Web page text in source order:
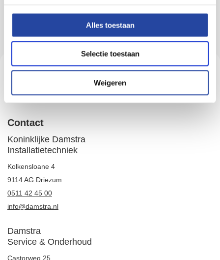
Alles toestaan
Selectie toestaan
Weigeren
Houd mij op de hoogte
Houd mij op de hoogte van de ontwikkelingen bij Damstra
Aanmelden
Contact
Koninklijke Damstra
Installatietechniek
Kolkensloane 4
9114 AG Driezum
0511 42 45 00
info@damstra.nl
Damstra
Service & Onderhoud
Castorweg 25